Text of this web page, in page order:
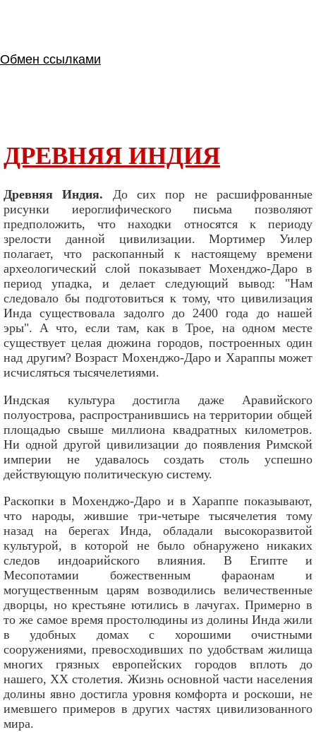
Обмен ссылками
ДРЕВНЯЯ ИНДИЯ
Древняя Индия. До сих пор не расшифрованные
рисунки иероглифического письма позволяют
предположить, что находки относятся к периоду
зрелости данной цивилизации. Мортимер Уилер
полагает, что раскопанный к настоящему времени
археологический слой показывает Мохенджо-Даро в
период упадка, и делает следующий вывод: "Нам
следовало бы подготовиться к тому, что цивилизация
Инда существовала задолго до 2400 года до нашей
эры". А что, если там, как в Трое, на одном месте
существует целая дюжина городов, построенных один
над другим? Возраст Мохенджо-Даро и Хараппы может
исчисляться тысячелетиями.
Индская культура достигла даже Аравийского
полуострова, распространившись на территории общей
площадью свыше миллиона квадратных километров.
Ни одной другой цивилизации до появления Римской
империи не удавалось создать столь успешно
действующую политическую систему.
Раскопки в Мохенджо-Даро и в Хараппе показывают,
что народы, жившие три-четыре тысячелетия тому
назад на берегах Инда, обладали высокоразвитой
культурой, в которой не было обнаружено никаких
следов индоарийского влияния. В Египте и
Месопотамии божественным фараонам и
могущественным царям возводились величественные
дворцы, но крестьяне ютились в лачугах. Примерно в
то же самое время простолюдины из долины Инда жили
в удобных домах с хорошими очистными
сооружениями, превосходивших по удобствам жилища
многих грязных европейских городов вплоть до
нашего, XX столетия. Жизнь основной части населения
долины явно достигла уровня комфорта и роскоши, не
имевшего примеров в других частях цивилизованного
мира.